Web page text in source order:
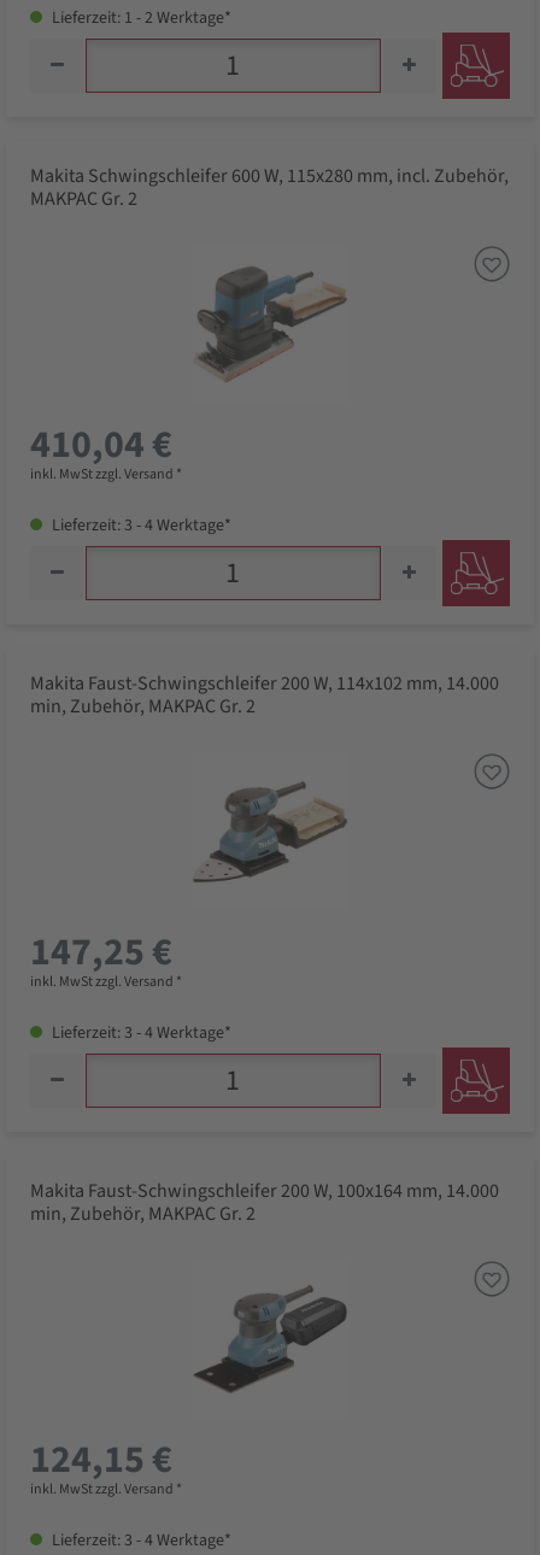
Lieferzeit: 1 - 2 Werktage*
Makita Schwingschleifer 600 W, 115x280 mm, incl. Zubehör,
MAKPAC Gr. 2
410,04 €
inkl. MwSt zzgl. Versand *
Lieferzeit: 3 - 4 Werktage*
Makita Faust-Schwingschleifer 200 W, 114x102 mm, 14.000
min, Zubehör, MAKPAC Gr. 2
147,25 €
inkl. MwSt zzgl. Versand *
Lieferzeit: 3 - 4 Werktage*
Makita Faust-Schwingschleifer 200 W, 100x164 mm, 14.000
min, Zubehör, MAKPAC Gr. 2
124,15 €
inkl. MwSt zzgl. Versand *
Lieferzeit: 3 - 4 Werktage*